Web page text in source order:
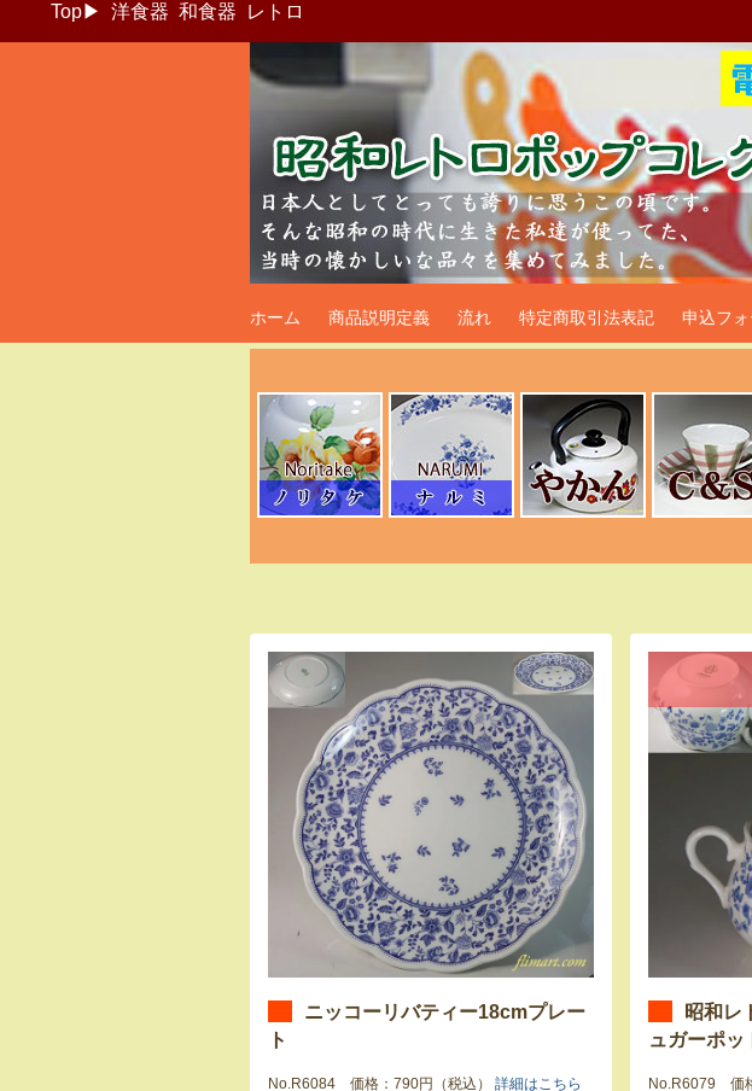
Top▶ 洋食器 和食器 レトロ
昭和レトロポップ食器生活
ホーム 商品説明定義 流れ 特定商取引法表記 申込フォ
ニッコーリバティー18cmプレー
ト
No.R6084 価格：790円（税込） 詳細はこちら
昭和レ
ュガーポッ
No.R6079 価